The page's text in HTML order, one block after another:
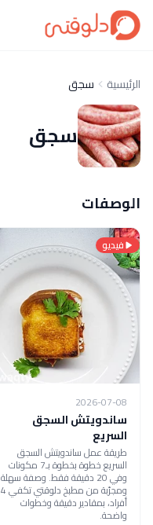
الرئيسية سجق
سجق
الوصفات
فيديو
2026-07-08
ساندويتش السجق
السريع
طريقة عمل ساندويتش السجق
السريع خطوة بخطوة بـ7 مكونات
وفي 20 دقيقة فقط. وصفة سهلة
ومجرّبة من مطبخ دلوقتي تكفي 4
أفراد، بمقادير دقيقة وخطوات
واضحة.